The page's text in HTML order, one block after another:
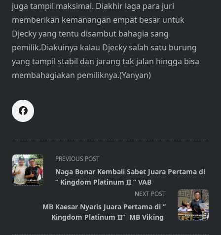
juga tampil maksimal. Diakhir laga para juri
memberikan kemanangan empat besar untuk
Djecky yang tentu disambut bahagia sang
pemilik.Diakuinya kalau Djecky salah satu burung
yang tampil stabil dan jarang tak jalan hingga bisa
membahagiakan pemiliknya.(Yanyan)
<span
class="nav-
subtitle
text">Page</span>
PREVIOUS POST
Naga Bonar Kembali Sabet Juara Pertama di
“ Kingdom Platinum II ” VAB
NEXT POST
MB Kaesar Nyaris Juara Pertama di ”
Kingdom Platinum II” MB Viking